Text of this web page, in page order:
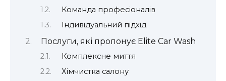
Команда професіоналів
Індивідуальний підхід
Послуги, які пропонує Elite Car Wash
Комплексне миття
Хімчистка салону